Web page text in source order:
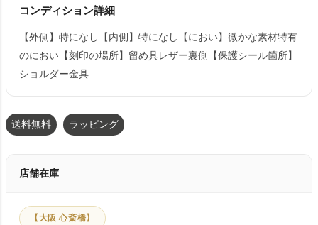
コンディション詳細
【外側】特になし【内側】特になし【におい】微かな素材特有
のにおい【刻印の場所】留め具レザー裏側【保護シール箇所】
ショルダー金具
送料無料 ラッピング
店舗在庫
【大阪 心斎橋】